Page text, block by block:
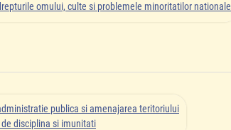
omului, culte si problemele minoritatilor nationale
publica si amenajarea teritoriului
disciplina si imunitati